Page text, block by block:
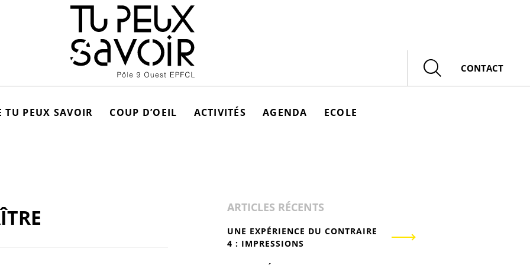
Rechercher
CONTACT
TU PEUX SAVOIR COUP D’OEIL ACTIVITÉS AGENDA ECOLE
ARTICLES RÉCENTS
UNE EXPÉRIENCE DU CONTRAIRE
4 : IMPRESSIONS